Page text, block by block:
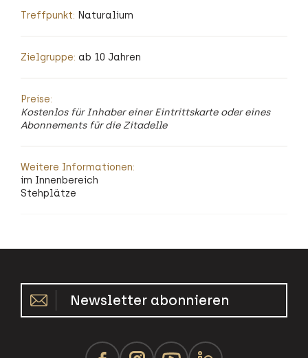
Treffpunkt: Naturalium
Zielgruppe: ab 10 Jahren
Preise:
Kostenlos für Inhaber einer Eintrittskarte oder eines
Abonnements für die Zitadelle
Weitere Informationen:
im Innenbereich
Stehplätze
Newsletter abonnieren